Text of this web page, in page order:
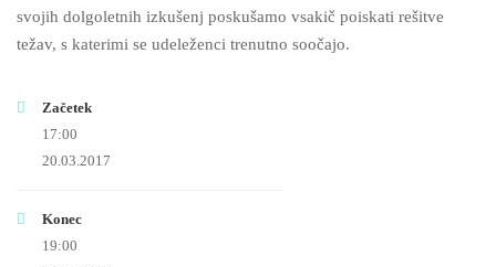
svojih dolgoletnih izkušenj poskušamo vsakič poiskati rešitve
težav, s katerimi se udeleženci trenutno soočajo.
Začetek
17:00
20.03.2017
Konec
19:00